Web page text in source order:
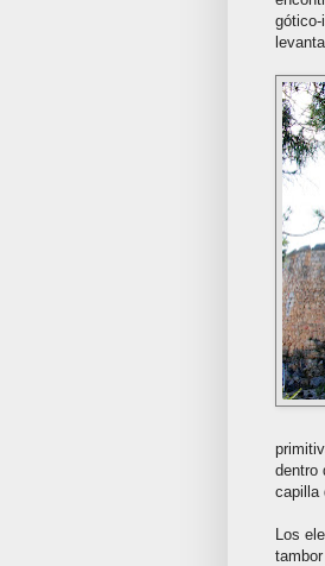
gótico-
dentro
capilla
Los